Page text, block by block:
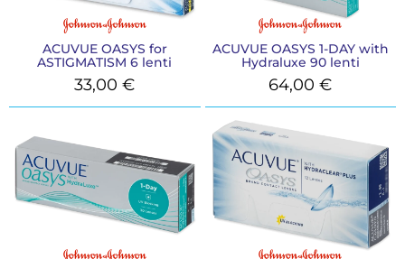
ACUVUE OASYS for
ASTIGMATISM 6 lenti
33,00€
ACUVUE OASYS 1-DAY with
Hydraluxe 90 lenti
64,00€